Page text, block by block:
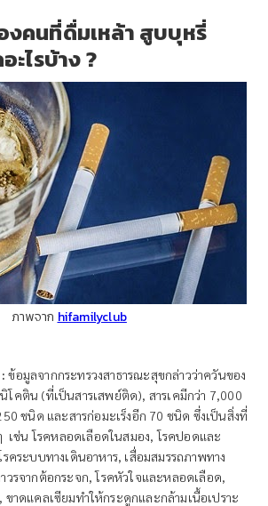
คนที่ดื่มเหล้า สูบบุหรี่
ะไรบ้าง ?
ภาพจาก hifamilyclub
:ข้อมูลจากกระทรวงสาธารณะสุขกล่าวว่าควันของ
โคติน (ที่เป็นสารเสพย์ติด), สารเคมีกว่า 7,000
ชนิด และสารก่อมะเร็งอีก 70 ชนิด ซึ่งเป็นสิ่งที่
เช่น โรคหลอดเลือดในสมอง, โรคปอดและ
คระบบทางเดินอาหาร, เสื่อมสมรรถภาพทาง
วรจากต้อกระจก, โรคหัวใจและหลอดเลือด,
าดแคลเซียมทำให้กระดูกและกล้ามเนื้อเปราะ